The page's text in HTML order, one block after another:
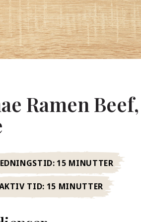
Ramen
15 MINUTTER
TID: 15 MINUTTER